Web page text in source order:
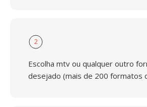
2
Escolha mtv ou qualquer outro
desejado (mais de 200 formatos